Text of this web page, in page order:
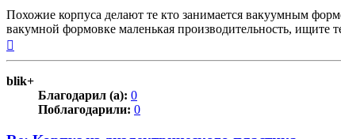
Похожие корпуса делают те кто занимается вакуумным
вакумной формовке маленькая производительность,
blik+
Благодарил (а): 0
Поблагодарили: 0